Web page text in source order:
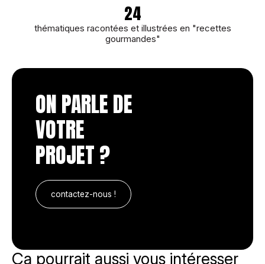
24
thématiques racontées et illustrées en "recettes
gourmandes"
ON PARLE DE
VOTRE
PROJET ?
contactez-nous !
Ça pourrait aussi vous intéresser